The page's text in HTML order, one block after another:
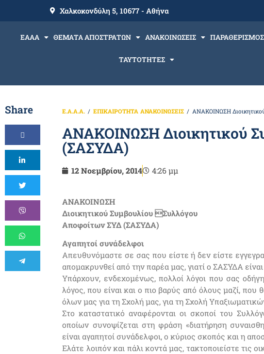
Χαλκοκονδύλη 5, 10677 - Αθήνα
ΕΑΑΑ ΘΕΜΑΤΑ ΑΠΟΣΤΡΑΤΩΝ ΑΝΑΚΟΙΝΩΣΕΙΣ ΠΑΡΑΘΕΡΙΣΜΟΣ
ΤΑΥΤΟΤΗΤΕΣ
Share Ε.Α.Α.Α. ΕΠΙΚΑΙΡΟΤΗΤΑ ΑΝΑΚΟΙΝΩΣΕΙΣ ΑΝΑΚΟΙΝΩΣΗ
ΑΝΑΚΟΙΝΩΣΗ Διοικητικού
(ΣΑΣΥΔΑ)
12 Νοεμβρίου, 2014 4:26 μμ
ΑΝΑΚΟΙΝΩΣΗ
Διοικητικού Συμβουλίου Συλλόγου
Αποφοίτων ΣΥΔ (ΣΑΣΥΔΑ)
Αγαπητοί συνάδελφοι
Απευθυνόμαστε σε σας που είστε ή δεν είστε
απομακρυνθεί από την παρέα μας, γιατί ο ΣΑΣΥΔΑ
Υπάρχουν, ενδεχομένως, πολλοί λόγοι που σας
λόγος, που είναι και ο πιο βαρύς από όλους μαζί, που
όλων μας για τη Σχολή μας, για τη Σχολή
Στο καταστατικό αναφέρονται οι σκοποί του
οποίων συνοψίζεται στη φράση «διατήρηση
είναι αγαπητοί συνάδελφοι, ο κύριος σκοπός και η
Ελάτε λοιπόν και πάλι κοντά μας, τακτοποιείστε τις